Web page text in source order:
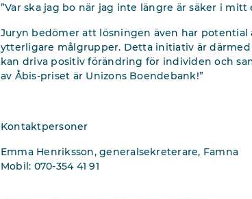
”Var ska jag bo när jag inte längre är säker i mitt
Juryn bedömer att lösningen även har
ytterligare målgrupper. Detta initiativ är
kan driva positiv förändring för individen och
av Åbis-priset är Unizons Boendebank!”
Kontaktpersoner
Emma Henriksson, generalsekreterare, Famna
Mobil: 070-354 41 91